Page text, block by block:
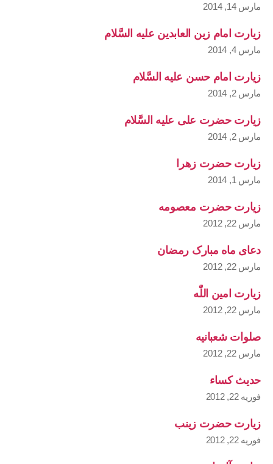
مارس 14, 2014
زیارت امام زین العابدین علیه السَّلام
مارس 4, 2014
زیارت امام حسن علیه السَّلام
مارس 2, 2014
زیارت حضرت علی علیه السَّلام
مارس 2, 2014
زیارت حضرت زهرا
مارس 1, 2014
زیارت حضرت معصومه
مارس 22, 2012
دعای ماه مبارک رمضان
مارس 22, 2012
زیارت امین اللّٰه
مارس 22, 2012
صلوات شعبانیه
مارس 22, 2012
حدیث کساء
فوریه 22, 2012
زیارت حضرت زینب
فوریه 22, 2012